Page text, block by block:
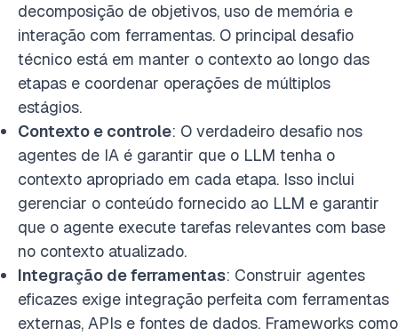
decomposição de objetivos, uso de memória e
interação com ferramentas. O principal desafio
técnico está em manter o contexto ao longo das
etapas e coordenar operações de múltiplos
estágios.
Contexto e controle: O verdadeiro desafio nos
agentes de IA é garantir que o LLM tenha o
contexto apropriado em cada etapa. Isso inclui
gerenciar o conteúdo fornecido ao LLM e garantir
que o agente execute tarefas relevantes com base
no contexto atualizado.
Integração de ferramentas: Construir agentes
eficazes exige integração perfeita com ferramentas
externas, APIs e fontes de dados. Frameworks como